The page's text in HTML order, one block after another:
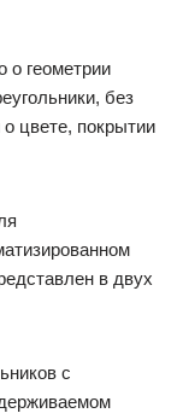
геометрии
без
цвете, покрытии
в двух
с